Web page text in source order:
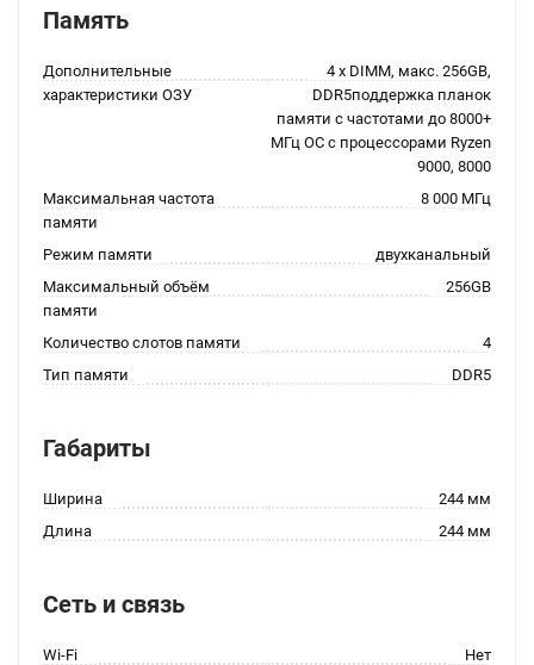
Память
Дополнительные
характеристики ОЗУ
4 x DIMM, макс. 256GB,
DDR5поддержка планок
памяти с частотами до 8000+
МГц OC с процессорами Ryzen
9000, 8000
Максимальная частота
памяти
8 000 МГц
Режим памяти
двухканальный
Максимальный объём
памяти
256GB
Количество слотов памяти
4
Тип памяти
DDR5
Габариты
Ширина
244 мм
Длина
244 мм
Сеть и связь
Wi-Fi
Нет